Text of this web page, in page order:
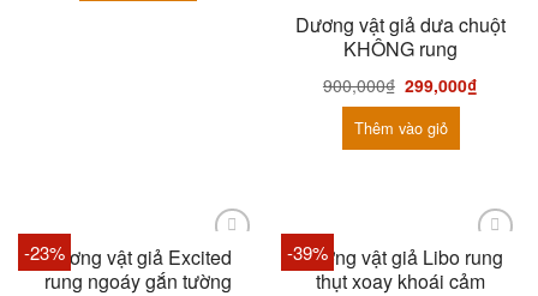
Dương vật giả dưa chuột
KHÔNG rung
900,000₫ 299,000₫
Thêm vào giỏ
-23%Dương vật giả Excited
rung ngoáy gắn tường
-39%
Dương vật giả Libo rung
thụt xoay khoái cảm